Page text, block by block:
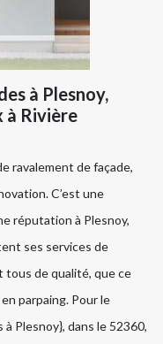
à Plesnoy,
à Rivière
ravalement de façade,
C’est une
réputation à Plesnoy,
ses services de
tous de qualité, que ce
parpaing. Pour le
Plesnoy}, dans le 52360,